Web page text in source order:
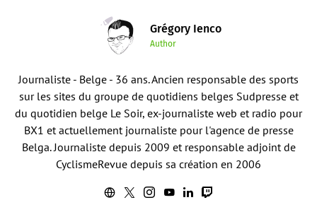
Grégory Ienco
Author
Journaliste - Belge - 36 ans. Ancien responsable des sports
sur les sites du groupe de quotidiens belges Sudpresse et
du quotidien belge Le Soir, ex-journaliste web et radio pour
BX1 et actuellement journaliste pour l'agence de presse
Belga. Journaliste depuis 2009 et responsable adjoint de
CyclismeRevue depuis sa création en 2006